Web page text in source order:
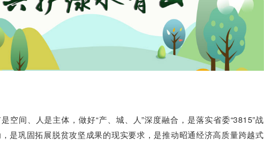
空间、人是主体，做好“产、城、人”深度融合，是落实省委“3815”战
是巩固拓展脱贫攻坚成果的现实要求，是推动昭通经济高质量跨越式